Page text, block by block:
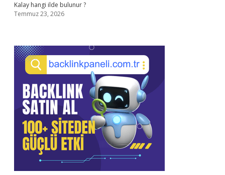
Kalay hangi ilde bulunur ?
Temmuz 23, 2026